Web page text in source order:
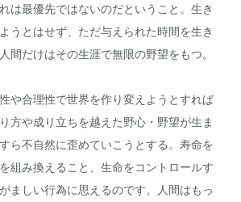
は最優先ではないのだということ。生き
うとはせず、ただ与えられた時間を生き
間だけはその生涯で無限の野望をもつ。
や合理性で世界を作り変えようとすれば
方や成り立ちを越えた野心・野望が生ま
ら不自然に歪めていこうとする。寿命を
組み換えること、生命をコントロールす
ましい行為に思えるのです。人間はもっ